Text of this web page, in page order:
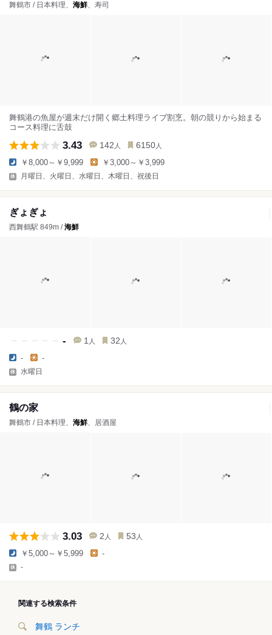
舞鶴市 / 日本料理、 海鮮、寿司
舞鶴港の魚屋が週末だけ開く郷土料理ライブ割烹。朝の競りから始まる
コース料理に舌鼓
3.43 142 人 6150 人
￥8,000～￥9,999 ￥3,000～￥3,999
月曜日、火曜日、水曜日、木曜日、祝後日
ぎょぎょ
西舞鶴駅 849m /海鮮
- 1 人 32 人
- -
水曜日
鶴の家
舞鶴市 / 日本料理、 海鮮、居酒屋
3.03 2 人 53 人
￥5,000～￥5,999 -
-
関連する検索条件
舞鶴 ランチ